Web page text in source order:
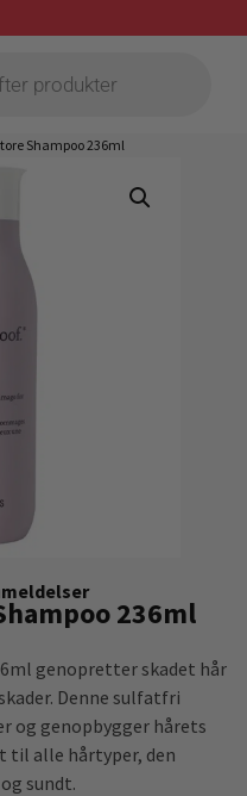
Shampoo 236ml
236ml
genopretter skadet hår
Denne sulfatfri
og genopbygger hårets
til alle hårtyper, den
sundt.